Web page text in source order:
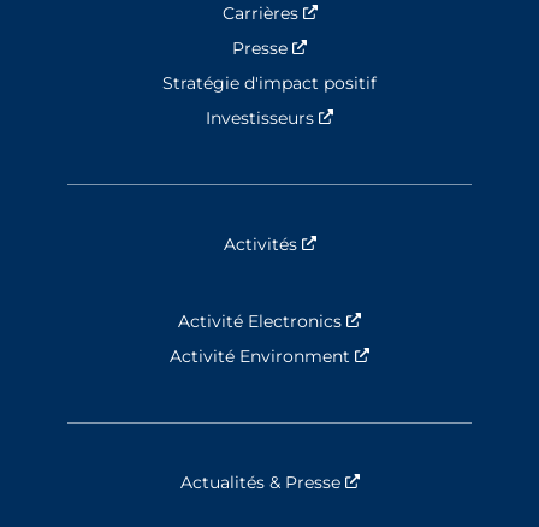
Carrières
Nouvelle fenêtre
Presse
Stratégie d'impact positif
Investisseurs
Activités Nouvelle fenêtre
Activité Electronics
Activité Environment
Actualités & Presse Nouvelle fenêtre